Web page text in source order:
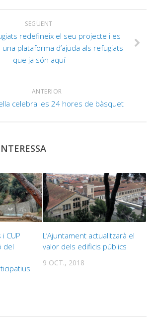
SEGÜENT
redefineix el seu projecte i es
plataforma d’ajuda als refugiats
que ja són aquí
ANTERIOR
celebra les 24 hores de bàsquet
CUP
del
L’Ajuntament actualitzarà el
valor dels edificis públics
9 OCT., 2018